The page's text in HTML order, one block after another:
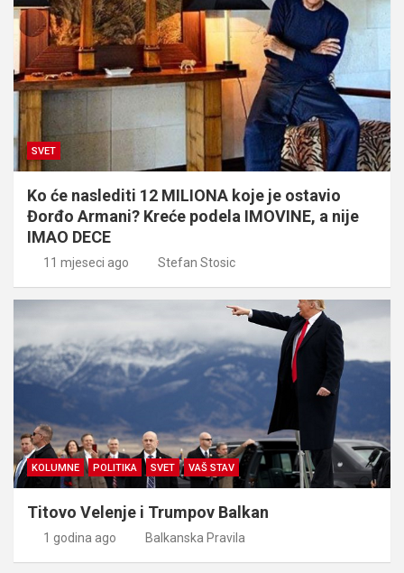
SVET
Ko će naslediti 12 MILIONA koje je ostavio
Đorđo Armani? Kreće podela IMOVINE, a nije
IMAO DECE
11 mjeseci ago Stefan Stosic
KOLUMNE POLITIKA SVET VAŠ STAV
Titovo Velenje i Trumpov Balkan
1 godina ago Balkanska Pravila